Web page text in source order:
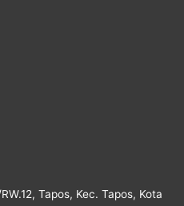
Tapos, Kec. Tapos, Kota